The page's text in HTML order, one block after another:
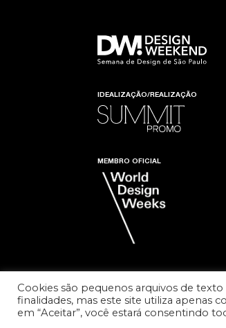
IDEALIZAÇÃO/REALIZAÇÃO
MEMBRO OFICIAL
TERMOS DE USO E
Cookies são pequenos arquivos de
finalidades, mas este site utiliza apenas
em “Aceitar”, você estará consentindo